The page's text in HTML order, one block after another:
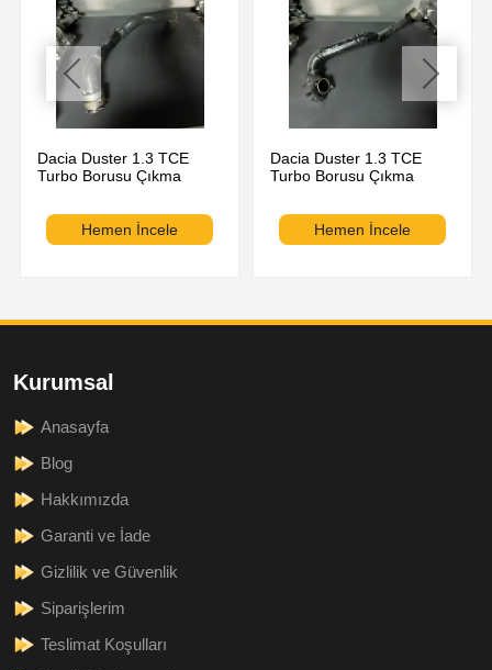
Dacia Duster 1.3 TCE
Turbo Borusu Çıkma
Hemen İncele
Dacia Duster 1.3 TCE
Turbo Borusu Çıkma
Hemen İncele
Kurumsal
Anasayfa
Blog
Hakkımızda
Garanti ve İade
Gizlilik ve Güvenlik
Siparişlerim
Teslimat Koşulları